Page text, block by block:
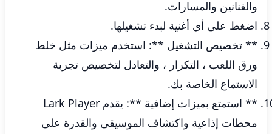
والفنانين والمسارات.
اضغط على أي أغنية لبدء تشغيلها.
** تخصيص التشغيل **: استخدم ميزات مثل خلط
ورق اللعب ، التكرار ، والتعادل لتخصيص تجربة
الاستماع الخاصة بك.
** استمتع بميزات إضافية **: يقدم Lark Player
محطات إذاعية واكتشاف الموسيقى والقدرة على